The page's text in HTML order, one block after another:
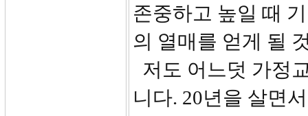
존중하고 높일 때
의 열매를 얻게 될
저도 어느덧 가정
니다. 20년을 살면